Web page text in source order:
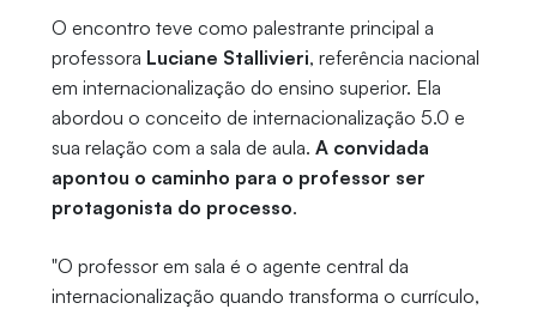
O encontro teve como palestrante principal a
professora Luciane Stallivieri, referência nacional
em internacionalização do ensino superior. Ela
abordou o conceito de internacionalização 5.0 e
sua relação com a sala de aula. A convidada
apontou o caminho para o professor ser
protagonista do processo.
"O professor em sala é o agente central da
internacionalização quando transforma o currículo,